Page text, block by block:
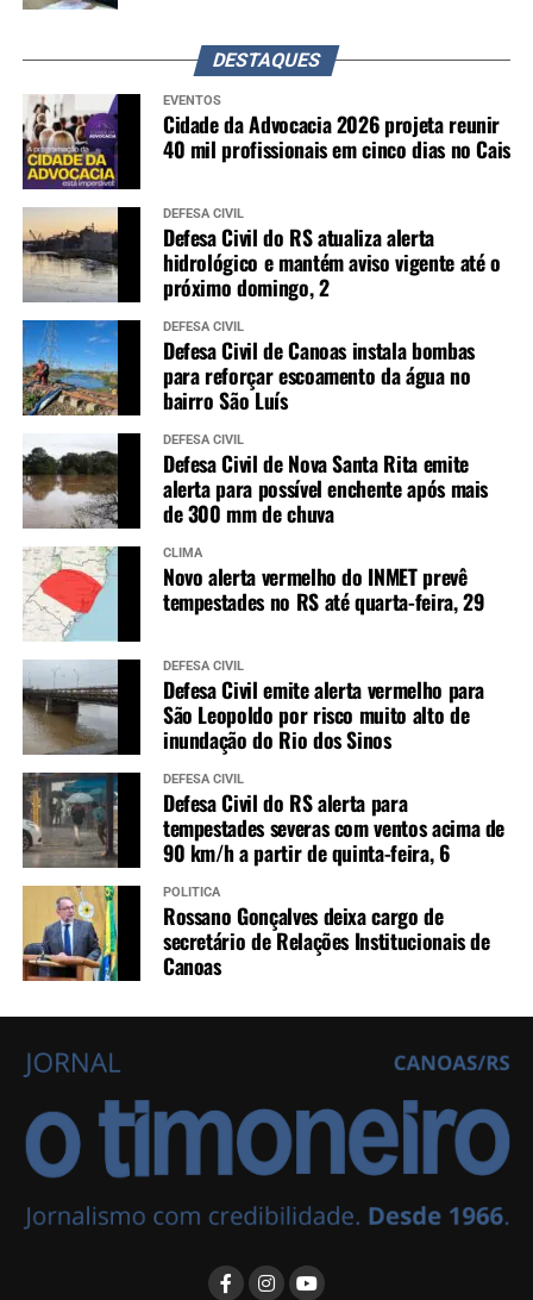
DESTAQUES
EVENTOS
Cidade da Advocacia 2026 projeta reunir
40 mil profissionais em cinco dias no Cais
DEFESA CIVIL
Defesa Civil do RS atualiza alerta
hidrológico e mantém aviso vigente até o
próximo domingo, 2
DEFESA CIVIL
Defesa Civil de Canoas instala bombas
para reforçar escoamento da água no
bairro São Luís
DEFESA CIVIL
Defesa Civil de Nova Santa Rita emite
alerta para possível enchente após mais
de 300 mm de chuva
CLIMA
Novo alerta vermelho do INMET prevê
tempestades no RS até quarta-feira, 29
DEFESA CIVIL
Defesa Civil emite alerta vermelho para
São Leopoldo por risco muito alto de
inundação do Rio dos Sinos
DEFESA CIVIL
Defesa Civil do RS alerta para
tempestades severas com ventos acima de
90 km/h a partir de quinta-feira, 6
POLÍTICA
Rossano Gonçalves deixa cargo de
secretário de Relações Institucionais de
Canoas